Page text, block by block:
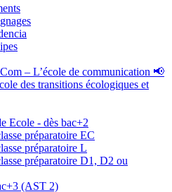
– L’école de communication 📢
des transitions écologiques et
Ecole - dès bac+2
préparatoire EC
préparatoire L
préparatoire D1, D2 ou
(AST 2)